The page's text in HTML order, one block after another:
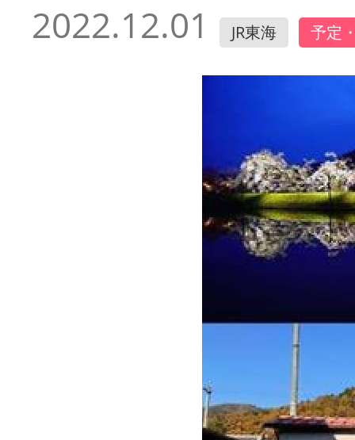
2022.12.01 JR東海 予定